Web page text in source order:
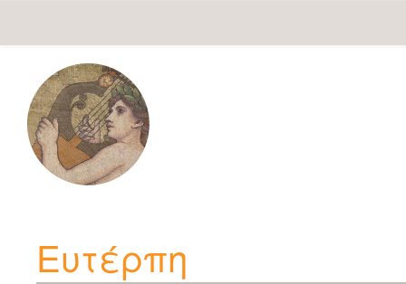
navigation
Ευτέρπη